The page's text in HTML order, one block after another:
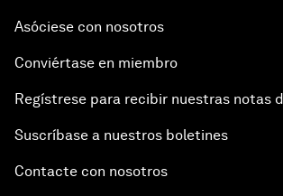
Asóciese con nosotros
Conviértase en miembro
Regístrese para recibir nuestras notas
Suscríbase a nuestros boletines
Contacte con nosotros